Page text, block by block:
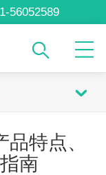
56052589
特点、
南